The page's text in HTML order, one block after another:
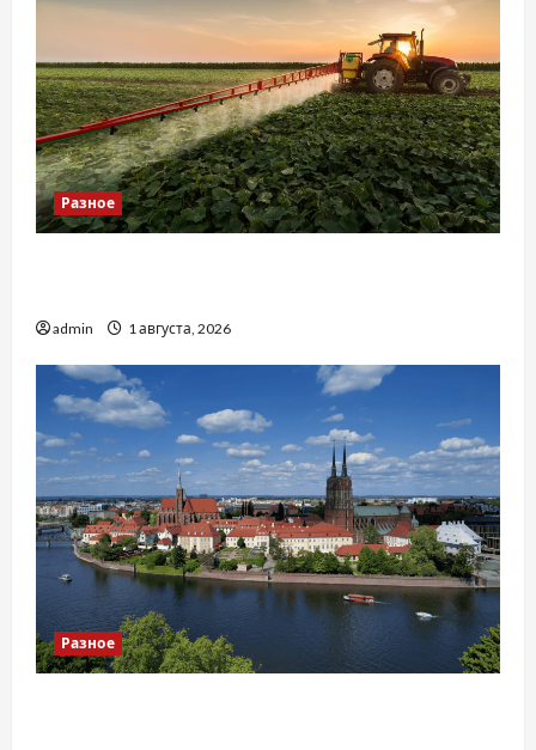
Разное
admin 1 августа, 2026
Разное